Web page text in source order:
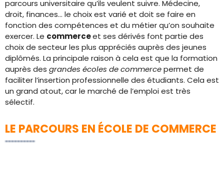
parcours universitaire qu’ils veulent suivre. Médecine,
droit, finances… le choix est varié et doit se faire en
fonction des compétences et du métier qu’on souhaite
exercer. Le commerceet ses dérivés font partie des
choix de secteur les plus appréciés auprès des jeunes
diplômés. La principale raison à cela est que la formation
auprès des grandes écoles de commercepermet de
faciliter l’insertion professionnelle des étudiants. Cela est
un grand atout, car le marché de l’emploi est très
sélectif.
LE PARCOURS EN ÉCOLE DE COMMERCE